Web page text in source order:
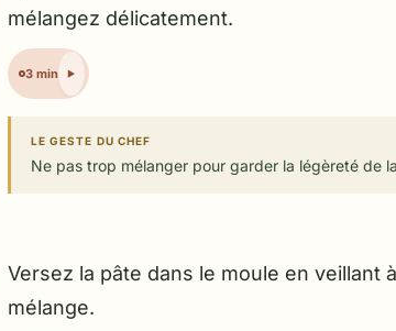
mélangez délicatement.
3 min
LE GESTE DU CHEF
Ne pas trop mélanger pour garder la légèreté de
Versez la pâte dans le moule en veillant
mélange.